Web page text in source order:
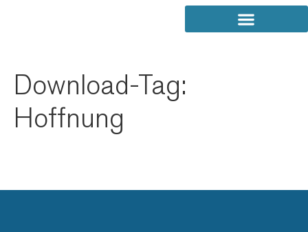
Download-Tag:
Hoffnung